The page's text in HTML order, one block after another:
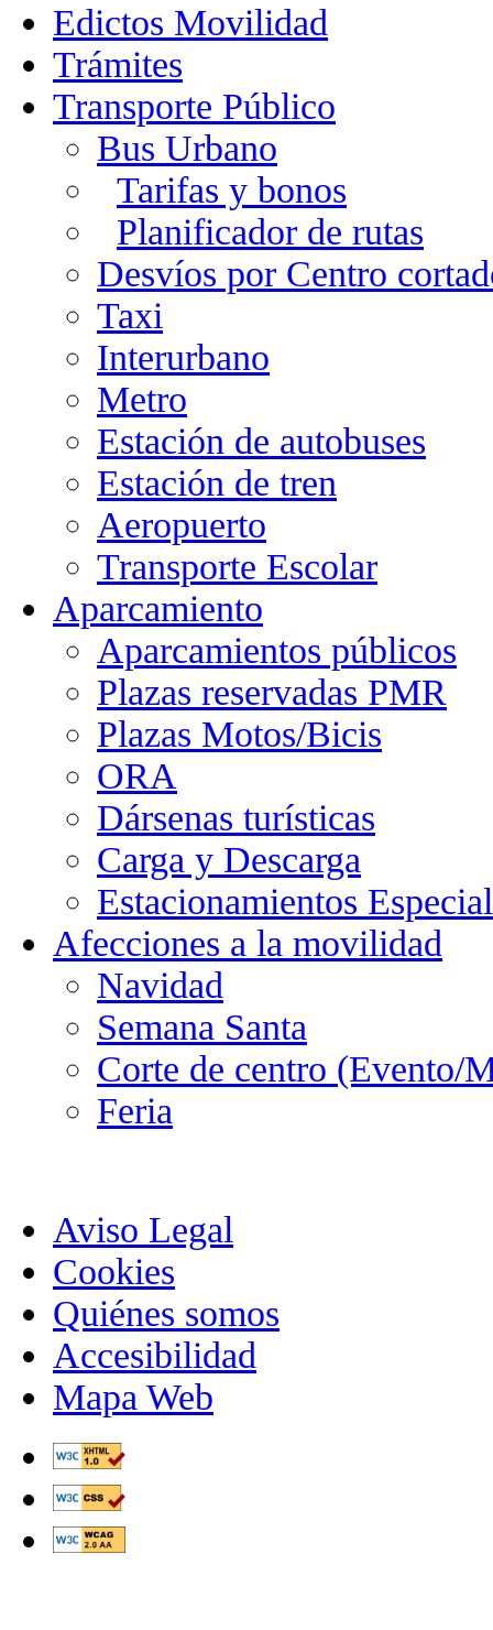
Edictos Movilidad
Trámites
Transporte Público
Bus Urbano
Tarifas y bonos
Planificador de rutas
Desvíos por Centro
Taxi
Interurbano
Metro
Estación de autobuses
Estación de tren
Aeropuerto
Transporte Escolar
Aparcamiento
Aparcamientos públicos
Plazas reservadas PMR
Plazas Motos/Bicis
ORA
Dársenas turísticas
Carga y Descarga
Estacionamientos
Afecciones a la movilidad
Navidad
Semana Santa
Corte de centro (Evento/
Feria
Aviso Legal
Cookies
Quiénes somos
Accesibilidad
Mapa Web